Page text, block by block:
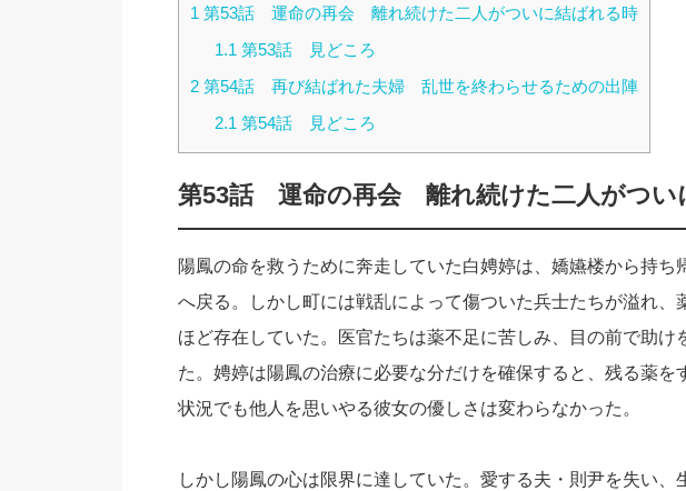
1 第53話 運命の再会 離れ続けた二人がついに結ばれる時
1.1 第53話 見どころ
2第54話 再び結ばれた夫婦 乱世を終わらせるための出陣
2.1 第54話 見どころ
第53話 運命の再会 離れ続けた二人がつい
陽鳳の命を救うために奔走していた白娉婷は、嬌嬿楼から持ち
へ戻る。しかし町には戦乱によって傷ついた兵士たちが溢れ、
ほど存在していた。医官たちは薬不足に苦しみ、目の前で助け
た。娉婷は陽鳳の治療に必要な分だけを確保すると、残る薬を
状況でも他人を思いやる彼女の優しさは変わらなかった。
しかし陽鳳の心は限界に達していた。愛する夫・則尹を失い、